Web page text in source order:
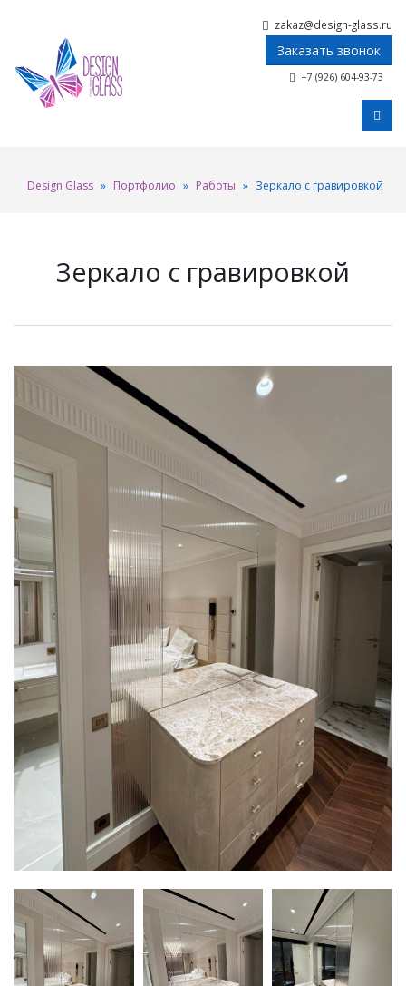
zakaz@design-glass.ru
Заказать звонок
+7 (926) 604-93-73
Design Glass » Портфолио » Работы » Зеркало с гравировкой
Зеркало с гравировкой